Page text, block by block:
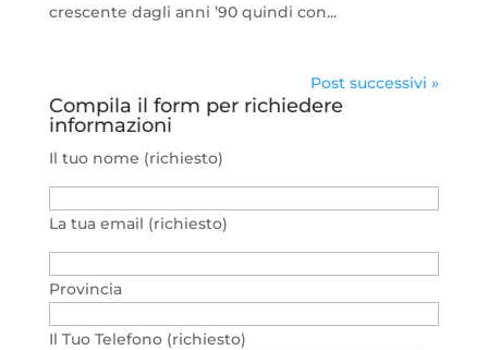
crescente dagli anni ’90 quindi con...
Post successivi »
Compila il form per richiedere
informazioni
Il tuo nome (richiesto)
La tua email (richiesto)
Provincia
Il Tuo Telefono (richiesto)